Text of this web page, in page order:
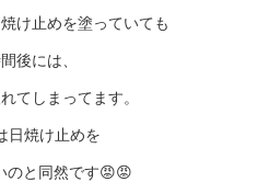
け止めを塗っていても
後には、
てしまってます。
日焼け止めを
のと同然です😡😡